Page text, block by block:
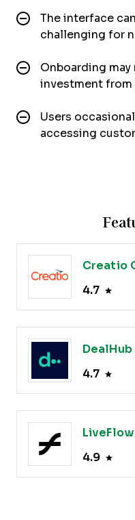
The interface
challenging for
Onboarding
investment from
Users
accessing
Creatio
4.7
DealHub
4.7
LiveFlow
4.9